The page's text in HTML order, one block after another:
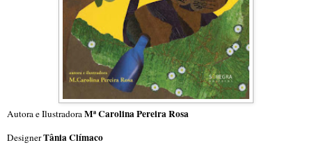
Autora e IlustradoraMª Carolina Pereira Rosa
DesignerTânia Clímaco